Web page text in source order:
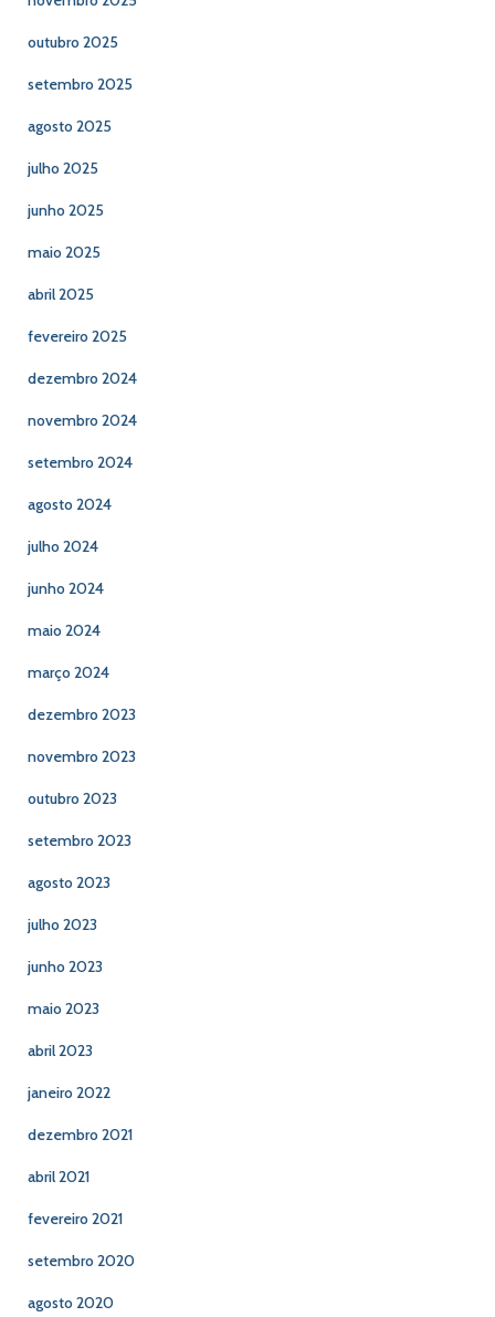
outubro 2025
setembro 2025
agosto 2025
julho 2025
junho 2025
maio 2025
abril 2025
fevereiro 2025
dezembro 2024
novembro 2024
setembro 2024
agosto 2024
julho 2024
junho 2024
maio 2024
março 2024
dezembro 2023
novembro 2023
outubro 2023
setembro 2023
agosto 2023
julho 2023
junho 2023
maio 2023
abril 2023
janeiro 2022
dezembro 2021
abril 2021
fevereiro 2021
setembro 2020
agosto 2020